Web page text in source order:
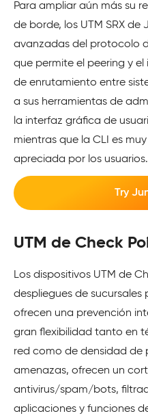
Para ampliar aún más su
de borde, los UTM SRX
avanzadas del protocolo
que permite el peering y
de enrutamiento entre
a sus herramientas de
la interfaz gráfica de
mientras que la CLI es
apreciada por los usuarios.
Try
UTM de Check
Los dispositivos UTM de
despliegues de
ofrecen una prevención
gran flexibilidad tanto en
red como de densidad de
amenazas, ofrecen un
antivirus/spam/bots,
aplicaciones y funciones